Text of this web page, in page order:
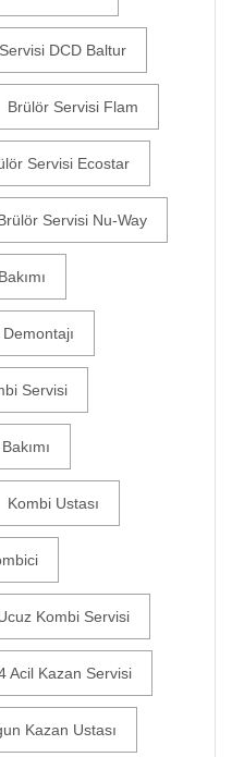
DCD Baltur
Brülör Servisi Flam
Servisi Ecostar
Servisi Nu-Way
Servisi
Kombi Ustası
Kombi Servisi
Acil Kazan Servisi
Kazan Ustası